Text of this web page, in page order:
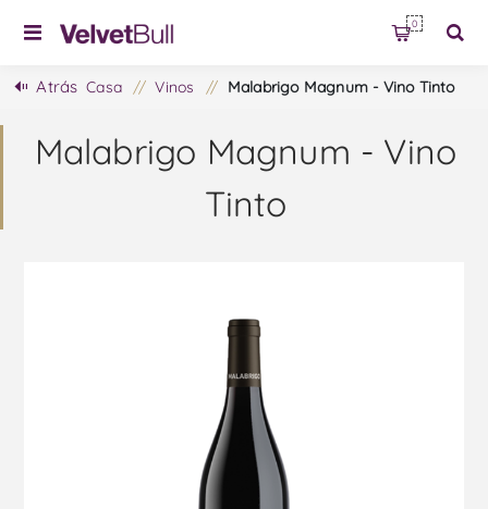
0
Atrás Casa / Vinos / Malabrigo Magnum - Vino Tinto
Malabrigo Magnum - Vino
Tinto